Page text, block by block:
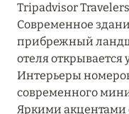
Tripadvisor
Современное
прибрежный
отеля
Интерьеры
современного
Яркими акцентами